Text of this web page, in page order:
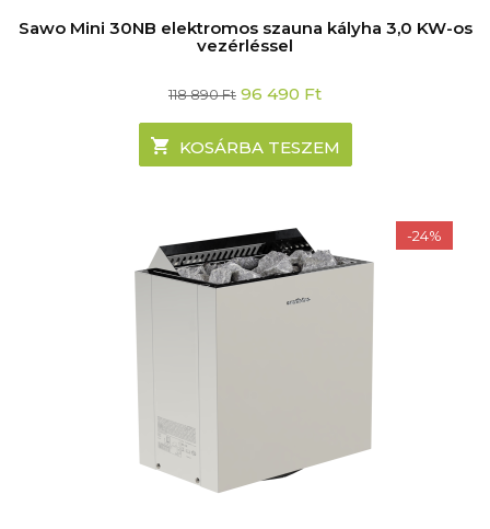
Sawo Mini 30NB elektromos szauna kályha 3,0 KW-os
vezérléssel
118 890Ft Original
was:
118
890 Ft.
96 490 FtCurrent
is:
96
490 Ft.
KOSÁRBA TESZEM
-24%